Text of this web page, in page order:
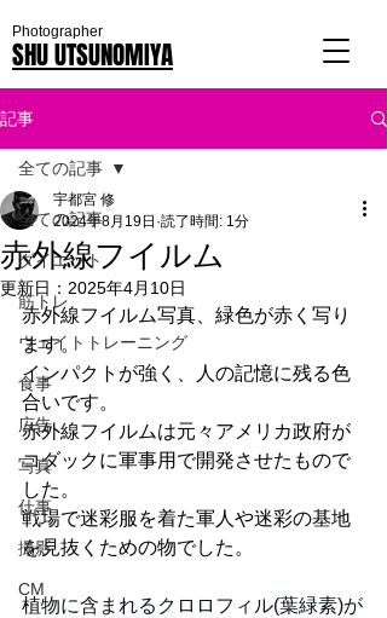
SHU UTSUNOMIYA
Photographer
記事
全ての記事
ダイエット
筋トレ
ウェイトトレーニング
食事
広告
写真
仕事
撮影
CM
全ての記事
赤外線フイルム
宇都宮 修
2024年8月19日 読了時間: 1分
更新日： 2025年4月10日
赤外線フイルム写真、緑色が赤く写り
ます。
インパクトが強く、人の記憶に残る色
合いです。
赤外線フイルムは元々アメリカ政府が
コダックに軍事用で開発させたもので
した。
戦場で迷彩服を着た軍人や迷彩の基地
を見抜くための物でした。
植物に含まれるクロロフィル(葉緑素)が